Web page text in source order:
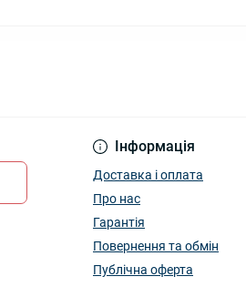
Інформація
Доставка і оплата
Про нас
Гарантія
Повернення та обмін
Публічна оферта